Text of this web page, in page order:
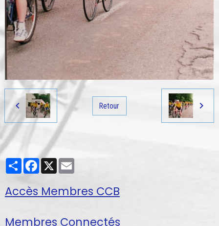
Retour
PartagerFacebook
X
Accès Membres CCB
Membres Connectés